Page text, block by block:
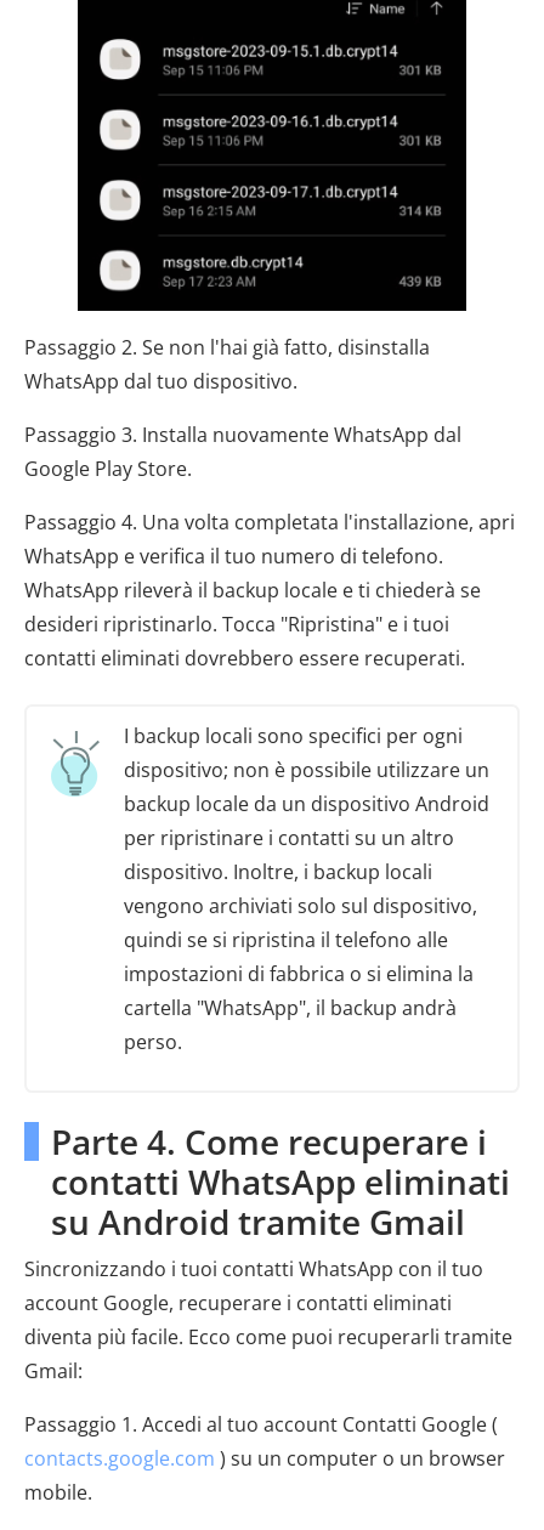
Passaggio 2. Se non l'hai già fatto, disinstalla
WhatsApp dal tuo dispositivo.
Passaggio 3. Installa nuovamente WhatsApp dal
Google Play Store.
Passaggio 4. Una volta completata l'installazione, apri
WhatsApp e verifica il tuo numero di telefono.
WhatsApp rileverà il backup locale e ti chiederà se
desideri ripristinarlo. Tocca "Ripristina" e i tuoi
contatti eliminati dovrebbero essere recuperati.
I backup locali sono specifici per ogni
dispositivo; non è possibile utilizzare un
backup locale da un dispositivo Android
per ripristinare i contatti su un altro
dispositivo. Inoltre, i backup locali
vengono archiviati solo sul dispositivo,
quindi se si ripristina il telefono alle
impostazioni di fabbrica o si elimina la
cartella "WhatsApp", il backup andrà
perso.
Parte 4. Come recuperare i
contatti WhatsApp eliminati
su Android tramite Gmail
Sincronizzando i tuoi contatti WhatsApp con il tuo
account Google, recuperare i contatti eliminati
diventa più facile. Ecco come puoi recuperarli tramite
Gmail:
Passaggio 1. Accedi al tuo account Contatti Google (
contacts.google.com ) su un computer o un browser
mobile.